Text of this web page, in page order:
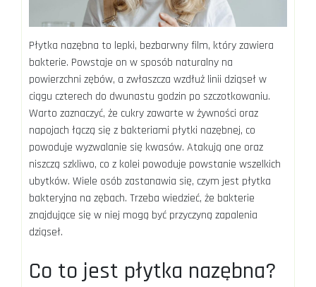
Płytka nazębna to lepki, bezbarwny film, który zawiera
bakterie. Powstaje on w sposób naturalny na
powierzchni zębów, a zwłaszcza wzdłuż linii dziąseł w
ciągu czterech do dwunastu godzin po szczotkowaniu.
Warto zaznaczyć, że cukry zawarte w żywności oraz
napojach łączą się z bakteriami płytki nazębnej, co
powoduje wyzwalanie się kwasów. Atakują one oraz
niszczą szkliwo, co z kolei powoduje powstanie wszelkich
ubytków. Wiele osób zastanawia się, czym jest płytka
bakteryjna na zębach. Trzeba wiedzieć, że bakterie
znajdujące się w niej mogą być przyczyną zapalenia
dziąseł.
Co to jest płytka nazębna?